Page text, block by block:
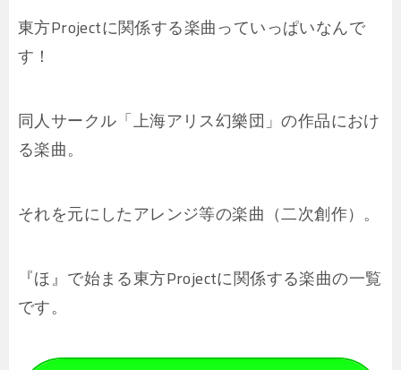
東方Projectに関係する楽曲っていっぱいなんで
す！
同人サークル「上海アリス幻樂団」の作品におけ
る楽曲。
それを元にしたアレンジ等の楽曲（二次創作）。
『ほ』で始まる東方Projectに関係する楽曲の一覧
です。